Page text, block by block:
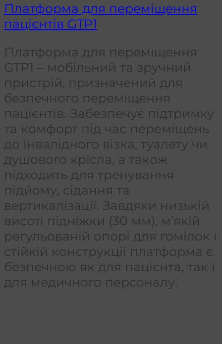
Платформа для переміщення
пацієнтів GTP1
Платформа для переміщення
GTP1 – мобільний та зручний
пристрій, призначений для
безпечного переміщення
пацієнтів. Забезпечує підтримку
та комфорт під час переміщень
до інвалідного візка, туалету чи
душового крісла, а також
підходить для тренування
підйому, сідання та
вертикалізації. Завдяки низькій
висоті підніжки (30 мм), м’якій
регульованій опорі для гомілок і
стійкій конструкції платформа є
безпечною як для пацієнта, так і
для медичного персоналу.